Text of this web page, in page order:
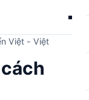
Việt - Việt